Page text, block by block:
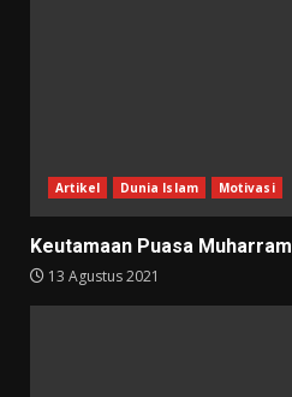
Artikel Dunia Islam Motivasi
Keutamaan Puasa Muharram
13 Agustus 2021